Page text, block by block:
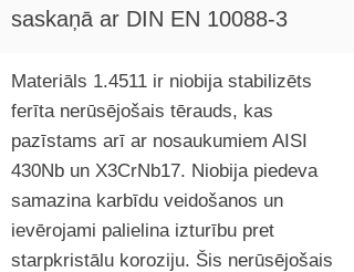
saskaņā ar DIN EN 10088-3
Materiāls 1.4511 ir niobija stabilizēts
ferīta nerūsējošais tērauds, kas
pazīstams arī ar nosaukumiem AISI
430Nb un X3CrNb17. Niobija piedeva
samazina karbīdu veidošanos un
ievērojami palielina izturību pret
starpkristālu koroziju. Šis nerūsējošais